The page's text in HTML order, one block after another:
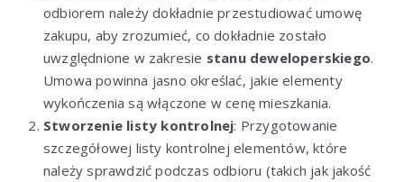
odbiorem należy dokładnie przestudiować umowę
zakupu, aby zrozumieć, co dokładnie zostało
uwzględnione w zakresie stanu deweloperskiego.
Umowa powinna jasno określać, jakie elementy
wykończenia są włączone w cenę mieszkania.
Stworzenie listy kontrolnej: Przygotowanie
szczegółowej listy kontrolnej elementów, które
należy sprawdzić podczas odbioru (takich jak jakość